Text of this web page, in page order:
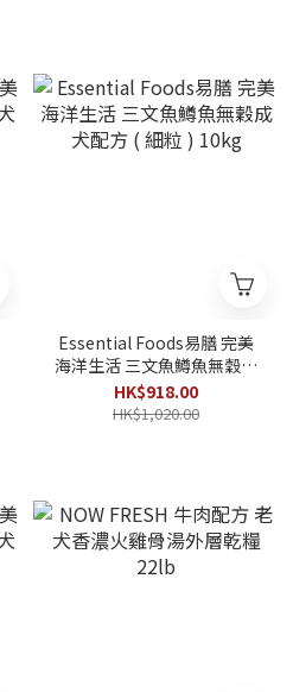
Essential Foods易膳 完美
海洋生活 三文魚鱒魚無穀成
犬配方 ( 細粒 ) 10kg
HK$918.00
HK$1,020.00